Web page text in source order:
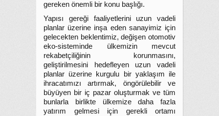
gereken önemli bir konu başlığı.
Yapısı gereği faaliyetlerini uzun vadeli
planlar üzerine inşa eden sanayimiz için
gelecekten beklentimiz, değişen otomotiv
eko-sisteminde ülkemizin mevcut
rekabetçiliğinin korunmasını,
geliştirilmesini hedefleyen uzun vadeli
planlar üzerine kurgulu bir yaklaşım ile
ihracatımızı artırmak, öngörülebilir ve
büyüyen bir iç pazar oluşturmak ve tüm
bunlarla birlikte ülkemize daha fazla
yatırım gelmesi için gerekli ortamı